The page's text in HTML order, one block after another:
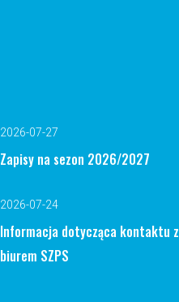
2026-07-27
Zapisy na sezon 2026/2027
2026-07-24
Informacja dotycząca kontaktu z
biurem SZPS